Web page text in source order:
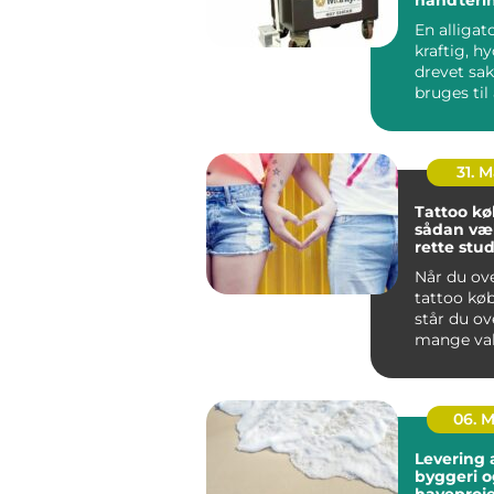
En
kraftig,
drevet
bruges til
31.
Tattoo
sådan
rette
Når du
tattoo
står du
mange
niche-
06.
Levering
byggeri